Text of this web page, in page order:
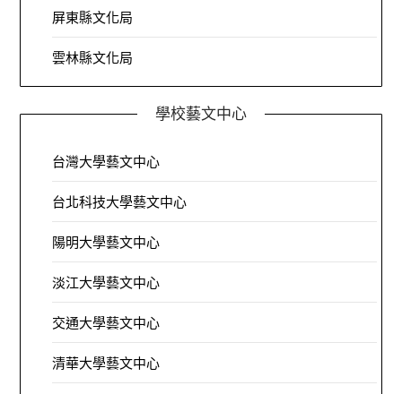
屏東縣文化局
雲林縣文化局
學校藝文中心
台灣大學藝文中心
台北科技大學藝文中心
陽明大學藝文中心
淡江大學藝文中心
交通大學藝文中心
清華大學藝文中心